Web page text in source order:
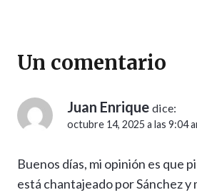
Un comentario
Juan Enrique dice:
octubre 14, 2025 a las 9:04
Buenos días, mi opinión es que
está chantajeado por Sánchez